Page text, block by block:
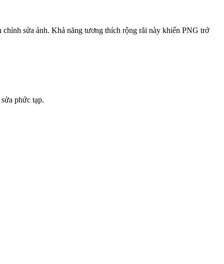
sửa ảnh. Khả năng tương thích rộng rãi này khiến PNG trở
phức tạp.